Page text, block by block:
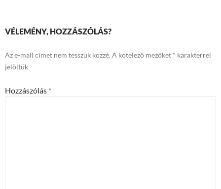
VÉLEMÉNY, HOZZÁSZÓLÁS?
Az e-mail címet nem tesszük közzé. A kötelező mezőket * karakterrel
jelöltük
Hozzászólás *